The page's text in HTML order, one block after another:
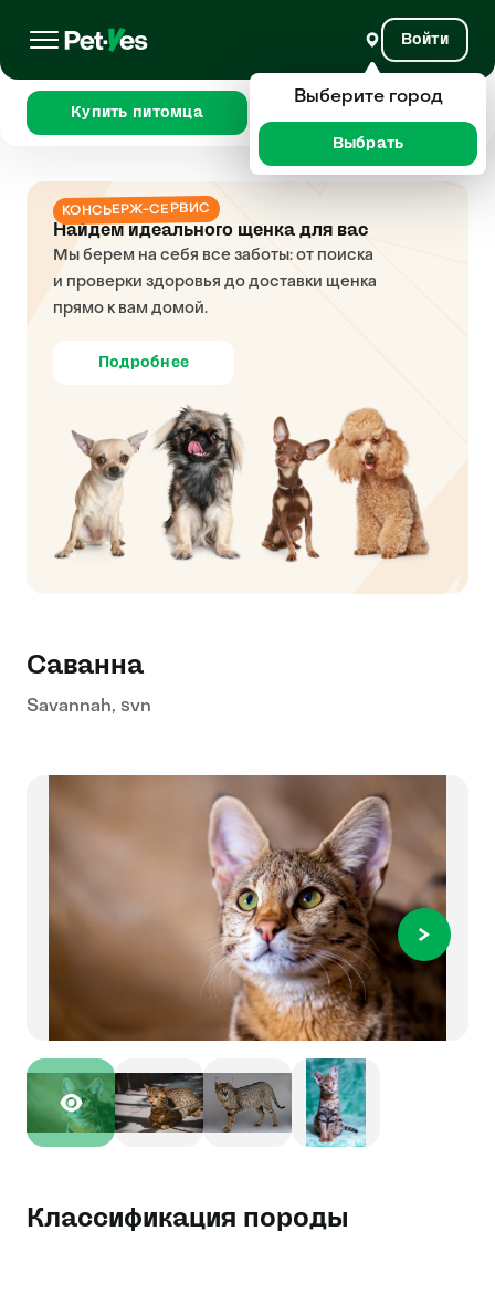
Войти
Купить питомца
КОНСЬЕРЖ-СЕРВИС
Найдем идеального щенка для вас
Мы берем на себя все заботы: от поиска
и проверки здоровья до доставки щенка
прямо к вам домой.
Подробнее
Саванна
Savannah, svn
Классификация породы
Выберите город
Выбрать